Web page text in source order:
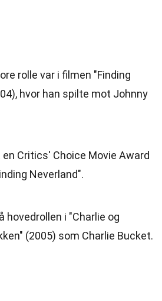
rolle var i filmen "Finding
hvor han spilte mot Johnny
Critics' Choice Movie Award
Neverland".
hovedrollen i "Charlie og
(2005) som Charlie Bucket.